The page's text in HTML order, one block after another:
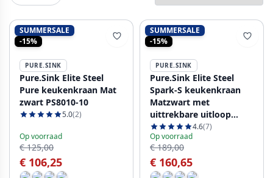
SUMMERSALE
-15%
PURE.SINK
Pure.Sink Elite Steel
Pure keukenkraan Mat
zwart PS8010-10
5.0(2)
Op voorraad
€ 125,00
€ 106,25
SUMMERSALE
-15%
PURE.SINK
Pure.Sink Elite Steel
Spark-S keukenkraan
Matzwart met
uittrekbare uitloop
PS8041-104.6(7)
Op voorraad
€ 189,00
€ 160,65